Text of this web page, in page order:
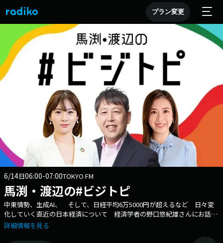
プラン変更
6/14日06:00-07:00TOKYO FM
馬渕・渡辺の#ビジトピ
中東情勢、生成AI、 そして、日経平均6万5000円が超えるなど 日々変
化していく直近の日本経済について 経済学者の野口悠紀雄さんにお話を
伺っていきます！ 経済アナリスト馬渕磨理子さん、 消費経済アナリ
詳細情報を見る